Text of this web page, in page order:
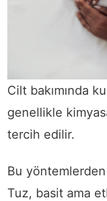
Cilt bakımında
genellikle
tercih edilir.
Bu yöntemlerden
Tuz, basit ama